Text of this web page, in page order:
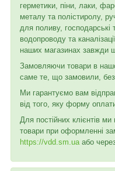
герметики, піни, лаки,
металу та полістиролу,
для поливу,
водопроводу та
наших магазинах завжди
Замовляючи товари в
саме те, що замовили, без
Ми гарантуємо вам
від того, яку форму
Для постійних клієнтів
товари при оформленні
https://vdd.sm.ua або